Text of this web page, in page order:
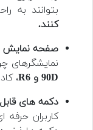
بتوانند به
کنند.
صفحه نمایش
نمایشگرهای
90D و R6
،
دکمه های
کاربران